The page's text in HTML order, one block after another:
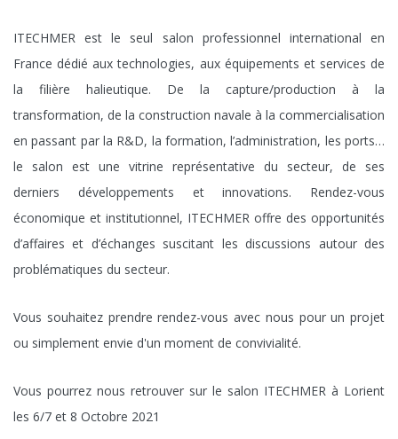
ITECHMER est le seul salon professionnel international en
France dédié aux technologies, aux équipements et services de
la filière halieutique. De la capture/production à la
transformation, de la construction navale à la commercialisation
en passant par la R&D, la formation, l’administration, les ports…
le salon est une vitrine représentative du secteur, de ses
derniers développements et innovations. Rendez-vous
économique et institutionnel, ITECHMER offre des opportunités
d’affaires et d’échanges suscitant les discussions autour des
problématiques du secteur.
Vous souhaitez prendre rendez-vous avec nous pour un projet
ou simplement envie d'un moment de convivialité.
Vous pourrez nous retrouver sur le salon ITECHMER à Lorient
les 6/7 et 8 Octobre 2021